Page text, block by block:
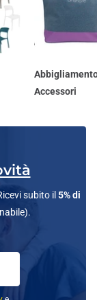
Accessori
subito il 5% di